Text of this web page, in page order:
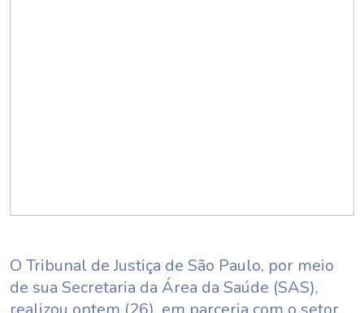
O Tribunal de Justiça de São Paulo, por meio
de sua Secretaria da Área da Saúde (SAS),